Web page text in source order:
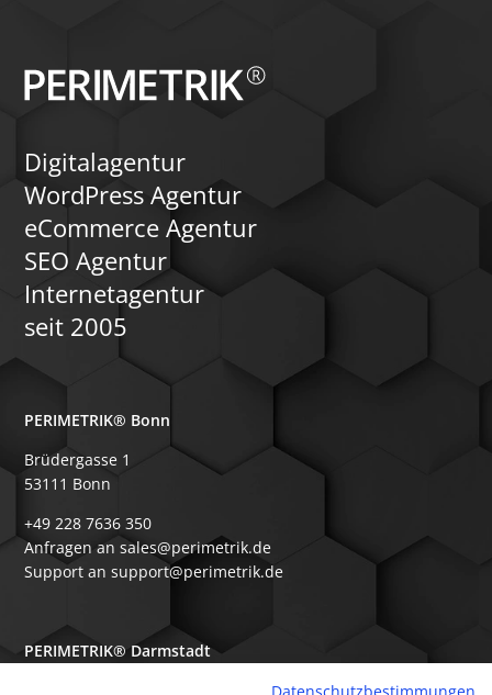
Digitalagentur
WordPress Agentur
eCommerce Agentur
SEO Agentur
Internetagentur
seit 2005
PERIMETRIK® Bonn
Brüdergasse 1
53111 Bonn
+49 228 7636 350
Anfragen an sales@perimetrik.de
Support an support@perimetrik.de
PERIMETRIK® Darmstadt